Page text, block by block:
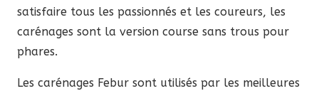
satisfaire tous les passionnés et les coureurs, les
carénages sont la version course sans trous pour
phares.
Les carénages Febur sont utilisés par les meilleures